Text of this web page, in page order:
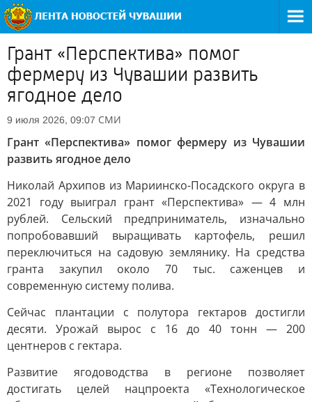
Грант «Перспектива» помог
фермеру из Чувашии развить
ягодное дело
9 июля 2026, 09:07 СМИ
Грант «Перспектива» помог фермеру из Чувашии
развить ягодное дело
Николай Архипов из Мариинско-Посадского округа в
2021 году выиграл грант «Перспектива» — 4 млн
рублей. Сельский предприниматель, изначально
попробовавший выращивать картофель, решил
переключиться на садовую землянику. На средства
гранта закупил около 70 тыс. саженцев и
современную систему полива.
Сейчас плантации с полутора гектаров достигли
десяти. Урожай вырос с 16 до 40 тонн — 200
центнеров с гектара.
Развитие ягодоводства в регионе позволяет
достигать целей нацпроекта «Технологическое